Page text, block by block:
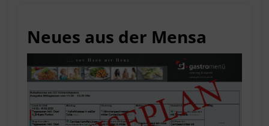
Neues aus der Mensa